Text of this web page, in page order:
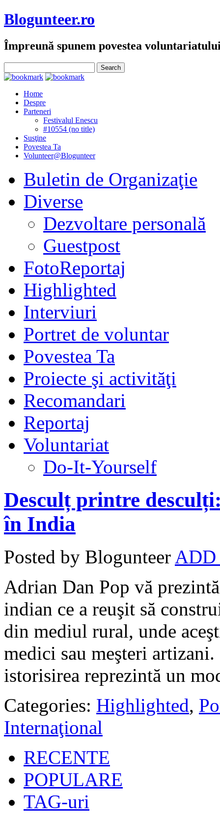
Blogunteer.ro
Împreună spunem povestea
Home
Despre
Parteneri
Festivalul Enescu
#10554 (no title)
Susţine
Povestea Ta
Volunteer@Blogunteer
Buletin de Organizaţie
Diverse
Dezvoltare personală
Guestpost
FotoReportaj
Highlighted
Interviuri
Portret de voluntar
Povestea Ta
Proiecte şi activităţi
Recomandari
Reportaj
Voluntariat
Do-It-Yourself
Desculț printre
în India
Posted by Blogunteer
Adrian Dan Pop vă
indian ce a reuşit să
din mediul rural, unde
medici sau meşteri
istorisirea reprezintă un
Categories: Highlighted,
Internaţional
RECENTE
POPULARE
TAG-uri